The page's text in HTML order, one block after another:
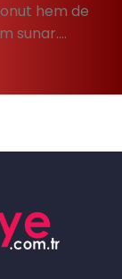
hem de
sunar....